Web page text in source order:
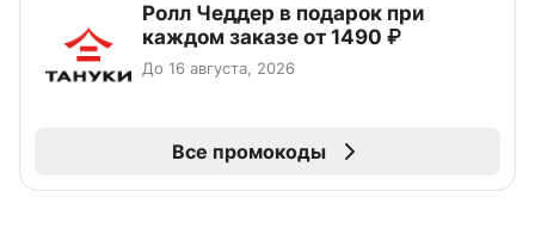
Ролл Чеддер в подарок при
каждом заказе от 1490 ₽
До 16 августа, 2026
Все промокоды